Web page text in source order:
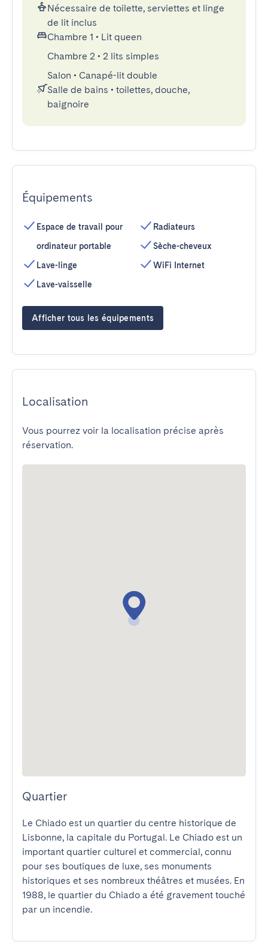
Nécessaire de toilette, serviettes et linge
de lit inclus
Chambre 1 • Lit queen
Chambre 2 • 2 lits simples
Salon • Canapé-lit double
Salle de bains • toilettes, douche,
baignoire
Équipements
Espace de travail pour
ordinateur portable
Lave-linge
Lave-vaisselle
Radiateurs
Sèche-cheveux
WiFi Internet
Afficher tous les équipements
Localisation
Vous pourrez voir la localisation précise après
réservation.
Quartier
Le Chiado est un quartier du centre historique de
Lisbonne, la capitale du Portugal. Le Chiado est un
important quartier culturel et commercial, connu
pour ses boutiques de luxe, ses monuments
historiques et ses nombreux théâtres et musées. En
1988, le quartier du Chiado a été gravement touché
par un incendie.